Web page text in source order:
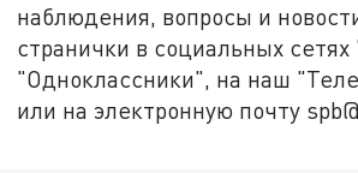
наблюдения, вопросы и
странички в социальных
"Одноклассники", на наш
или на электронную почту